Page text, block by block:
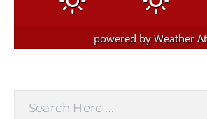
powered byWeather